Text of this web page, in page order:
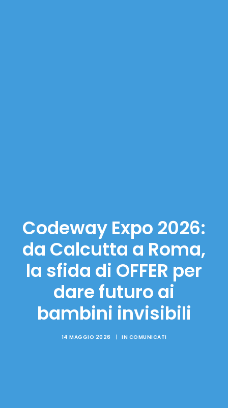
Codeway Expo 2026:
da Calcutta a Roma,
la sfida di OFFER per
dare futuro ai
bambini invisibili
14 MAGGIO 2026 | IN COMUNICATI